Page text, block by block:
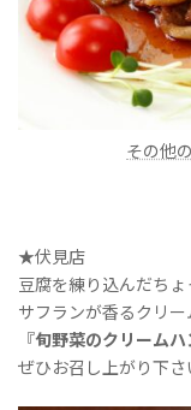
その他
★伏見店
豆腐を練り込んだち
サフランが香るクリー
『旬野菜のクリーム
ぜひお召し上がり下さ